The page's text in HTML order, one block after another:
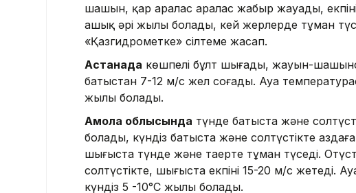
шашын, қар аралас аралас жаңбыр жауады,
ашық әрі жылы болады, кей жерлерде тұман
«Қазгидрометке» сілтеме жасап.
Астанада көшпелі бұлт шығады, жауын-
батыстан 7-12 м/с жел соғады. Ауа
жылы болады.
Ақмола облысында түнде батыста және
болады, күндіз батыста және солтүстікте
шығыста түнде және таңертең тұман түседі.
солтүстікте, шығыста екпіні 15-20 м/с жетеді.
күндіз 5 -10°C жылы болады.